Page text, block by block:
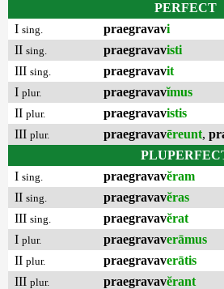
PERFECT
I sing. praegravavi
II sing. praegravavisti
III sing. praegravavit
I plur. praegravavĭmus
II plur. praegravavistis
III plur. praegravavēreunt,
I sing. praegravavĕram
II sing. praegravavĕras
III sing. praegravavĕrat
I plur. praegravaverāmus
II plur. praegravaverātis
III plur. praegravavĕrant